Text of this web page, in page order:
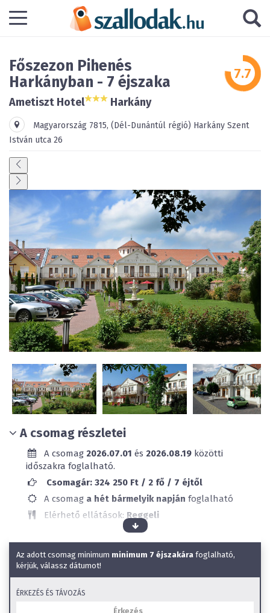
Főszezon Pihenés
Harkányban - 7 éjszaka
Ametiszt Hotel Harkány
Magyarország 7815, (Dél-Dunántúl régió) Harkány Szent
István utca 26
A csomag részletei
A csomag 2026.07.01 és 2026.08.19 közötti
időszakra foglalható.
Csomagár: 324 250 Ft / 2 fő / 7 éjtől
A csomag a hét bármelyik napján foglalható
Elérhető ellátások: Reggeli
Éményfürdő a közelben
SZéP Kártya elfogadóhely
Családi szobák
Az adott csomag minimum minimum 7 éjszakára foglalható,
kérjük, válassz dátumot!
ÉRKEZÉS ÉS TÁVOZÁS